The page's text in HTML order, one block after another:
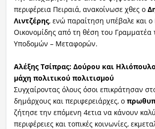
περιφέρεια Πειραιά, ανακοίνωσε χθες ο
Λιντζέρης, ενώ παραίτηση υπέβαλε και ο
Οικονομίδης από τη θέση του Γραμματέα
Υποδομών – Μεταφορών.
Αλέξης Τσίπρας: Δούρου και
μάχη πολιτικού πολιτισμού
Συγχαίροντας όλους όσοι επικράτησαν
δημάρχους και περιφερειάρχες, ο
ζήτησε την επόμενη 4ετια να κάνουν
περιφέρειες και τοπικές κοινωνίες,